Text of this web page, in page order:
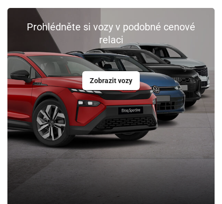
Prohlédněte si vozy v podobné cenové
relaci
Zobrazit vozy